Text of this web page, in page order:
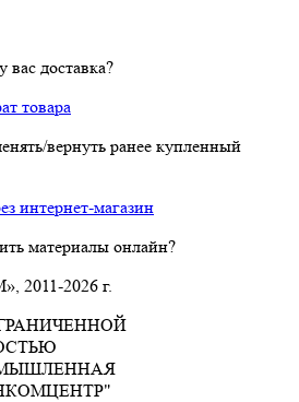
вас доставка?
товара
вернуть ранее купленный
интернет-магазин
материалы онлайн?
2011-2026 г.